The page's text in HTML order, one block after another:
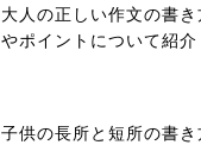
大人の正しい作文の書
やポイントについて紹介
子供の長所と短所の書